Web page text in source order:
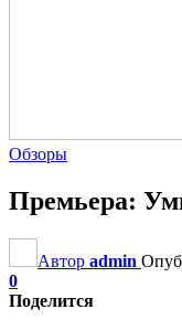
Обзоры
Премьера:
Автор admin
0
Поделится